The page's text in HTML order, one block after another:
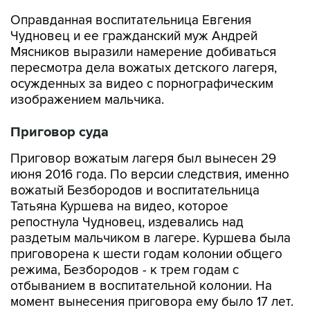
Оправданная воспитательница Евгения
Чудновец и ее гражданский муж Андрей
Мясников выразили намерение добиваться
пересмотра дела вожатых детского лагеря,
осужденных за видео с порнографическим
изображением мальчика.
Приговор суда
Приговор вожатым лагеря был вынесен 29
июня 2016 года. По версии следствия, именно
вожатый Безбородов и воспитательница
Татьяна Куршева на видео, которое
репостнула Чудновец, издевались над
раздетым мальчиком в лагере. Куршева была
приговорена к шести годам колонии общего
режима, Безбородов - к трем годам с
отбыванием в воспитательной колонии. На
момент вынесения приговора ему было 17 лет.